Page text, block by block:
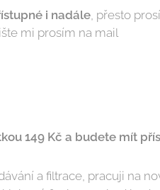
i nadále, přesto
mi prosím na mail
149 Kč a budete mít
a filtrace, pracuji na